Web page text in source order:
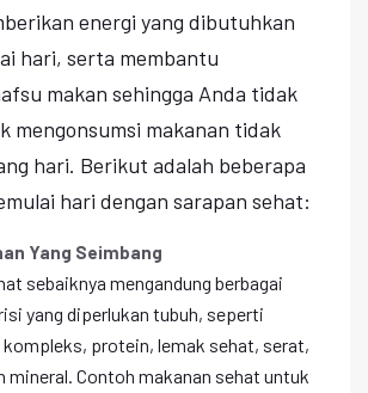
energi yang dibutuhkan
hari, serta membantu
makan sehingga Anda tidak
mengonsumsi makanan tidak
hari. Berikut adalah beberapa
hari dengan sarapan sehat:
Yang Seimbang
sebaiknya mengandung berbagai
yang diperlukan tubuh, seperti
protein, lemak sehat, serat,
mineral. Contoh makanan sehat untuk